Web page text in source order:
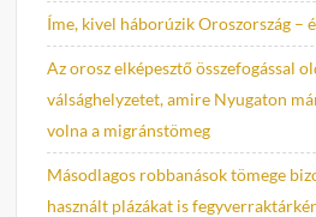
Íme, kivel háborúzik Oroszország –
Az orosz elképesztő összefogással
válsághelyzetet, amire Nyugaton
volna a migránstömeg
Másodlagos robbanások tömege
használt plázákat is